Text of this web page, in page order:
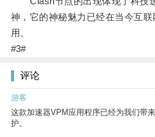
神，它的神秘魅力已经在当今互
用。
#3#
评论
游客
这款加速器VPM应用程序已经为我们带
护。